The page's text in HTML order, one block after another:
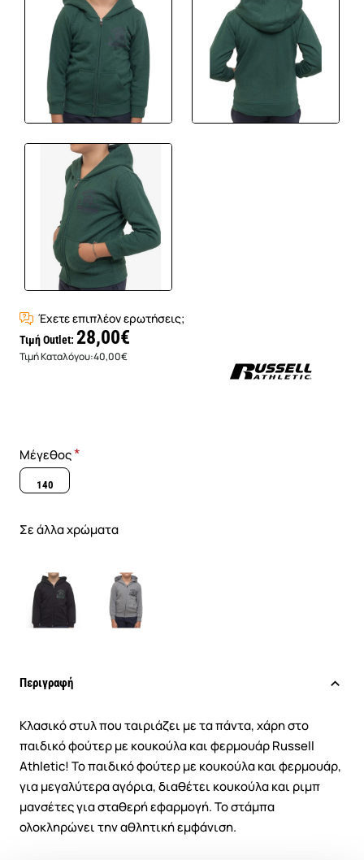
Έχετε επιπλέον ερωτήσεις;
Τιμή Outlet: 28,00€
Τιμή Καταλόγου:40,00€
Μέγεθος
140
Σε άλλα χρώματα
Περιγραφή
Κλασικό στυλ που ταιριάζει με τα πάντα, χάρη στο
παιδικό φούτερ με κουκούλα και φερμουάρ Russell
Athletic! Το παιδικό φούτερ με κουκούλα και φερμουάρ,
για μεγαλύτερα αγόρια, διαθέτει κουκούλα και ριμπ
μανσέτες για σταθερή εφαρμογή. Το στάμπα
ολοκληρώνει την αθλητική εμφάνιση.